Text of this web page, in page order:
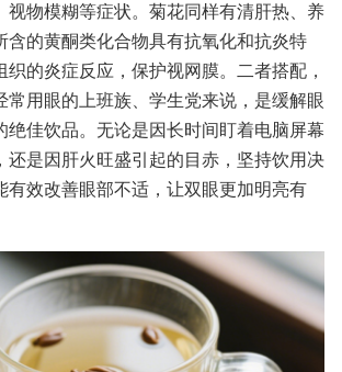
视物模糊等症状。菊花同样有清肝热、养
含的黄酮类化合物具有抗氧化和抗炎特
织的炎症反应，保护视网膜。二者搭配，
常用眼的上班族、学生党来说，是缓解眼
绝佳饮品。无论是因长时间盯着电脑屏幕
还是因肝火旺盛引起的目赤，坚持饮用决
有效改善眼部不适，让双眼更加明亮有